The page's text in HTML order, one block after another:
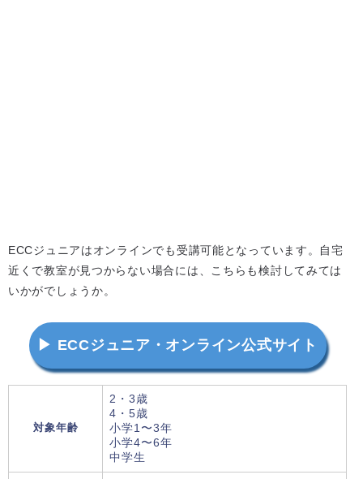
ECCジュニアはオンラインでも受講可能となっています。自宅
近くで教室が見つからない場合には、こちらも検討してみては
いかがでしょうか。
▶ ECCジュニア・オンライン公式サイト
対象年齢
2・3歳
4・5歳
小学1〜3年
小学4〜6年
中学生